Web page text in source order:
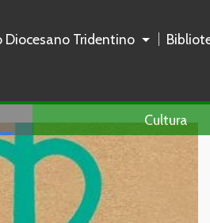
Diocesano Tridentino
Cultura